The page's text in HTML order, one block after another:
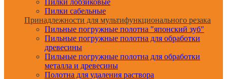
Пилки лобзиковые
Пилки сабельные
Принадлежности для мультифункционального резака
Пильные погружные полотна "японский зуб"
Пильные погружные полотна для обработки
древесины
Пильные погружные полотна для обработки
металла и древесины
Полотна для удаления раствора